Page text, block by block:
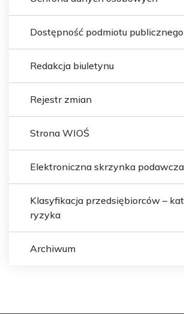
Dostępność podmiotu publicznego
Redakcja biuletynu
Rejestr zmian
Strona WIOŚ
Elektroniczna skrzynka podawcza
Klasyfikacja przedsiębiorców –
ryzyka
Archiwum